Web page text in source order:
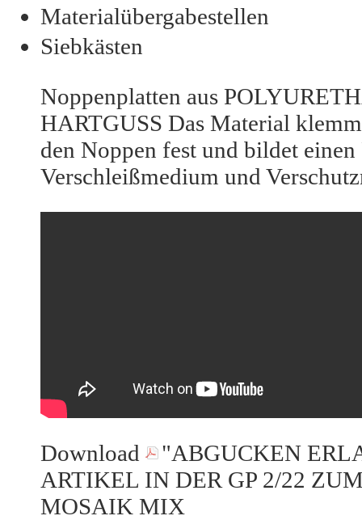
Materialübergabestellen
Siebkästen
Noppenplatten aus
HARTGUSS Das Material
den Noppen fest und bildet
Verschleißmedium und
Download
"ABGUCKEN
ARTIKEL IN DER GP 2/22
MOSAIK MIX